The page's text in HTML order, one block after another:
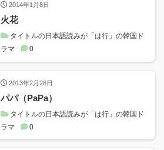
2014年1月8日
火花
タイトルの日本語読みが「は行」の韓国ド
ラマ
0
2013年2月26日
パパ（PaPa）
タイトルの日本語読みが「は行」の韓国ド
ラマ
0